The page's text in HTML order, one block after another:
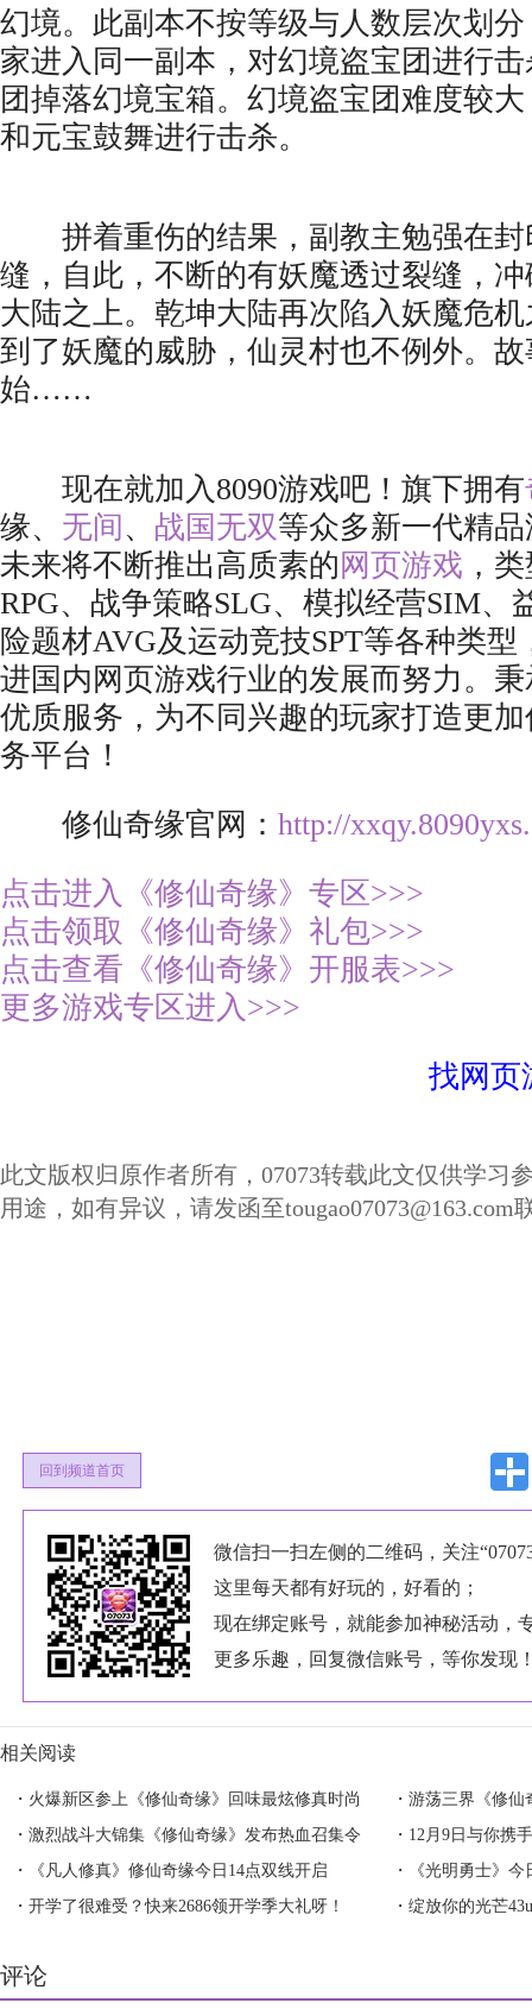
幻境。此副本不按等级与人数层次划
家进入同一副本，对幻境盗宝团进行
团掉落幻境宝箱。幻境盗宝团难度较
和元宝鼓舞进行击杀。
拼着重伤的结果，副教主勉强在封
缝，自此，不断的有妖魔透过裂缝，
大陆之上。乾坤大陆再次陷入妖魔危
到了妖魔的威胁，仙灵村也不例外。
始……
现在就加入8090游戏吧！旗下拥有
缘、 无间 、 战国无双等众多新一代精
未来将不断推出高质素的 网页游戏 ，
RPG、战争策略SLG、模拟经营SIM、
险题材AVG及运动竞技SPT等各种类
进国内网页游戏行业的发展而努力。
优质服务，为不同兴趣的玩家打造更
务平台！
修仙奇缘官网： http://
点击进入《修仙奇缘》专区>>>
点击领取《修仙奇缘》礼包>>>
点击查看《修仙奇缘》开服表>>>
更多游戏专区进入>>>
找网页
此文版权归原作者所有，07073转载此文仅供学习
用途，如有异议，请发函至tougao07073@163.com
回到频道首页
微信扫一扫左侧的二维码，关注
这里每天都有好玩的，好看的；
现在绑定账号，就能参加神秘活动，
更多乐趣，回复微信账号，等你发现
相关阅读
・ 火爆新区参上《修仙奇缘》回味最炫修真时尚 ・ 游荡三界《修仙
・ 激烈战斗大锦集《修仙奇缘》发布热血召集令 ・ 12月9日与你携
・
《凡人修真》修仙奇缘今日14点双线开启 ・
《光明勇士》
鸭！
・ 开学了很难受？快来2686领开学季大礼呀！ ・ 绽放你的光芒
评论